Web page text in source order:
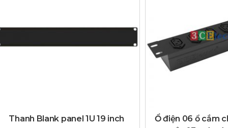
Thanh Blank panel 1U 19 inch
Ổ điện 06 ổ cắm